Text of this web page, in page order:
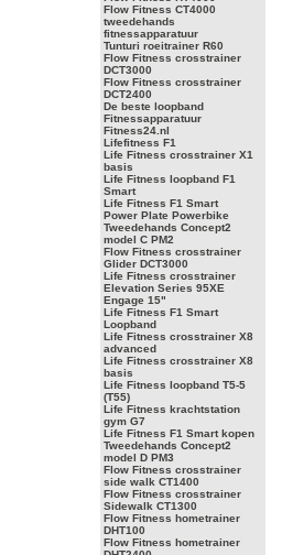
Flow Fitness CT4000
tweedehands
fitnessapparatuur
Tunturi roeitrainer R60
Flow Fitness crosstrainer
DCT3000
Flow Fitness crosstrainer
DCT2400
De beste loopband
Fitnessapparatuur
Fitness24.nl
Lifefitness F1
Life Fitness crosstrainer X1
basis
Life Fitness loopband F1
Smart
Life Fitness F1 Smart
Power Plate Powerbike
Tweedehands Concept2
model C PM2
Flow Fitness crosstrainer
Glider DCT3000
Life Fitness crosstrainer
Elevation Series 95XE
Engage 15"
Life Fitness F1 Smart
Loopband
Life Fitness crosstrainer X8
advanced
Life Fitness crosstrainer X8
basis
Life Fitness loopband T5-5
(T55)
Life Fitness krachtstation
gym G7
Life Fitness F1 Smart kopen
Tweedehands Concept2
model D PM3
Flow Fitness crosstrainer
side walk CT1400
Flow Fitness crosstrainer
Sidewalk CT1300
Flow Fitness hometrainer
DHT100
Flow Fitness hometrainer